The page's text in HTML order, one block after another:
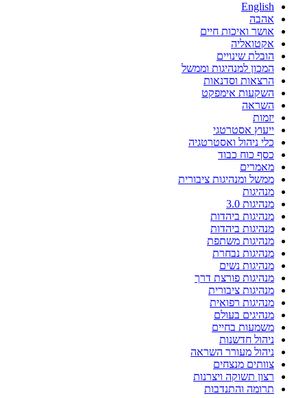
English
אהבה
אושר ואיכות חיים
אקטואליה
הובלת שינויים
המכון למנהיגות וממשל
הרצאות וסדנאות
השקעות אימפקט
השראה
יזמות
ייעוץ אסטרטגי
כלי ניהול ואסטרטגיה
כסף כוח כבוד
מאמרים
ממשל ומנהיגות ציבורית
מנהיגות
מנהיגות 3.0
מנהיגות ביהדות
מנהיגות ביהדות
מנהיגות משתפת
מנהיגות נבחרת
מנהיגות נשים
מנהיגות פורצת דרך
מנהיגות ציבורית
מנהיגות רפואית
מנהיגים בעולם
משמעות בחיים
ניהול חדשנות
ניהול מעורר השראה
צוותים מנצחים
רצון תשוקה ויצרנות
תרומה והתנדבות